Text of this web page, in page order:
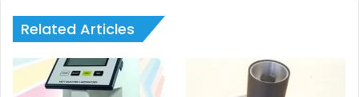
Related Articles